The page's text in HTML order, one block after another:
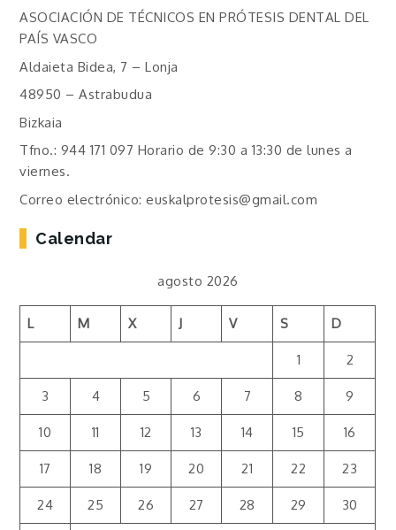
ASOCIACIÓN DE TÉCNICOS EN PRÓTESIS DENTAL DEL
PAÍS VASCO
Aldaieta Bidea, 7 – Lonja
48950 – Astrabudua
Bizkaia
Tfno.: 944 171 097 Horario de 9:30 a 13:30 de lunes a
viernes.
Correo electrónico: euskalprotesis@gmail.com
Calendar
agosto 2026
L M X J V S D
1 2
3 4 5 6 7 8 9
10 11 12 13 14 15 16
17 18 19 20 21 22 23
24 25 26 27 28 29 30